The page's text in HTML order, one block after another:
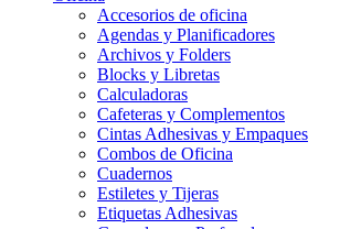
Accesorios de oficina
Agendas y Planificadores
Archivos y Folders
Blocks y Libretas
Calculadoras
Cafeteras y Complementos
Cintas Adhesivas y Empaques
Combos de Oficina
Cuadernos
Estiletes y Tijeras
Etiquetas Adhesivas